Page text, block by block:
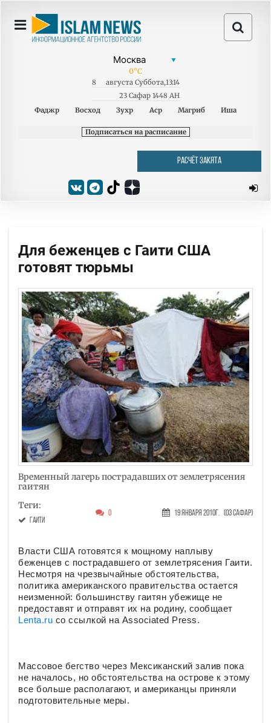
0°C
8 августа Суббота,13:14
23 Сафар 1448 AH
Фаджр
Восход Зухр Аср Магриб Иша
Подписаться на расписание
РАСЧЁТ ЗАКЯТА
Для беженцев с Гаити США
готовят тюрьмы
Временный лагерь пострадавших от землетрясения
гаитян
Теги:
Гаити
0 19 Января 2010г. (03 Сафар)
Власти США готовятся к мощному наплыву
беженцев с пострадавшего от землетрясения Гаити.
Несмотря на чрезвычайные обстоятельства,
политика американского правительства остается
неизменной: большинству гаитян убежище не
предоставят и отправят их на родину, сообщает
Lenta.ru со ссылкой на Associated Press.
Массовое бегство через Мексиканский залив пока
не началось, но обстоятельства на острове к этому
все больше располагают, и американцы приняли
подготовительные меры.